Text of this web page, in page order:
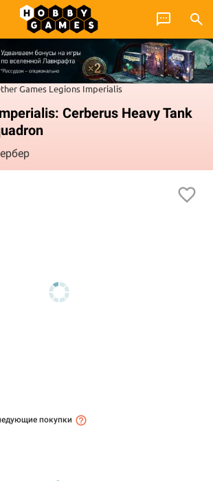
Games Legions Imperialis
Cerberus Heavy Tank
покупки